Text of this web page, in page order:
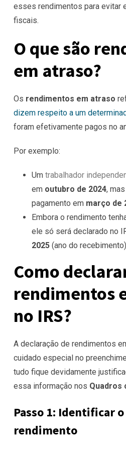
esses rendimentos para evitar
fiscais.
O que são
em atraso?
Os rendimentos em atraso
dizem respeito a um
foram efetivamente pagos no
Por exemplo:
Um trabalhador
em outubro de 2024,
pagamento em março de
Embora o rendimento
ele só será declarado no
2025 (ano do
Como
rendimentos
no IRS?
A declaração de rendimentos
cuidado especial no
tudo fique devidamente
essa informação nos Quadros
Passo 1: Identificar
rendimento